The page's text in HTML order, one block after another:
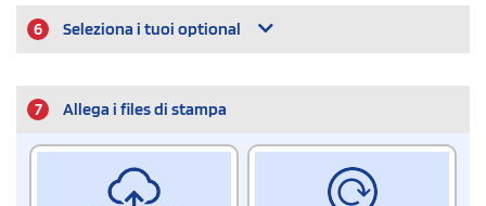
6 Seleziona i tuoi optional
7 Allega i files di stampa